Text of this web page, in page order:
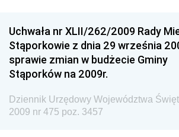
Dziennik Urzędowy Ministra Kultury,
Narodowego i Sportu
Dziennik Urzędowy Ministra Rodziny
Społecznej
Dziennik Urzędowy Komendy
Granicznej
Uchwała nr XLII/262/2009 Rady
Stąporkowie z dnia 29 września
sprawie zmian w budżecie Gminy
Stąporków na 2009r.
Dziennik Urzędowy Województwa
2009 nr 475 poz. 3457